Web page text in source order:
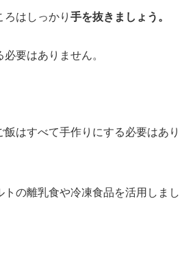
ろはしっかり 手を抜きましょう。
要はありません。
はすべて手作りにする必要はあり
トの離乳食や冷凍食品を活用しまし